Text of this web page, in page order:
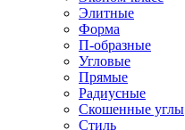
Элитные
Форма
П-образные
Угловые
Прямые
Радиусные
Скошенные углы
Стиль